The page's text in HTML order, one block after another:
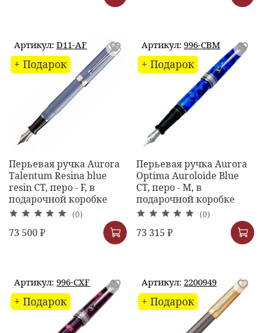
Артикул:D11-AF
+ Подарок
Перьевая ручка Aurora
Talentum Resina blue
resin CT, перо - F, в
подарочной коробке
(0)
73 500 ₽
Артикул:996-CBM
+ Подарок
Перьевая ручка Aurora
Optima Auroloide Blue
CT, перо - M, в
подарочной коробке
(0)
73 315 ₽
Артикул:996-CXF
+ Подарок
Артикул: 2200949
+ Подарок